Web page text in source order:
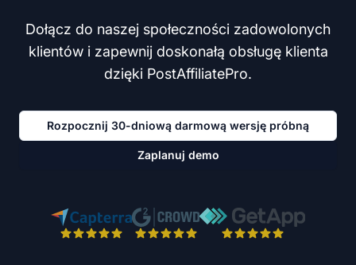
Dołącz do naszej społeczności zadowolonych
klientów i zapewnij doskonałą obsługę klienta
dzięki PostAffiliatePro.
Rozpocznij 30-dniową darmową wersję próbną
Zaplanuj demo